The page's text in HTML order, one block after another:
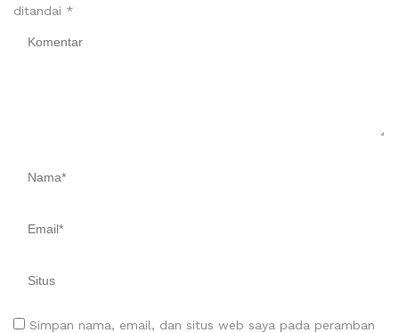
ditandai *
Simpan nama, email, dan situs web saya pada peramban